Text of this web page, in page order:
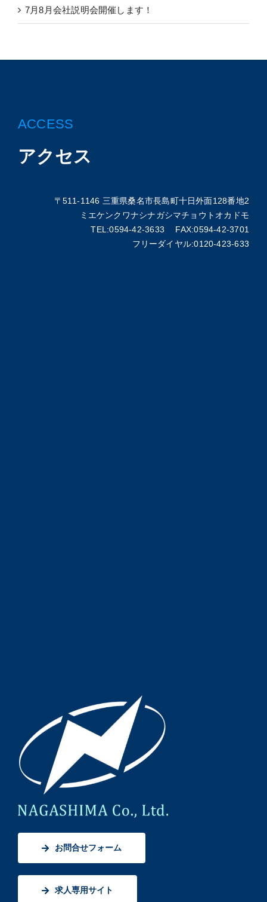
7月8月会社説明会開催します！
ACCESS
アクセス
〒511-1146 三重県桑名市長島町十日外面128番地2
ミエケンクワナシナガシマチョウトオカドモ
TEL:0594-42-3633 FAX:0594-42-3701
フリーダイヤル:0120-423-633
お問合せフォーム
求人専用サイト